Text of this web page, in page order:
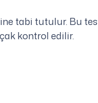
tabi tutulur. Bu
kontrol edilir.